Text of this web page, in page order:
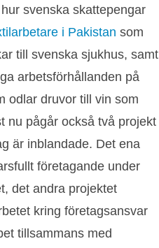
svenska skattepengar
i Pakistan som
till svenska sjukhus, samt
arbetsförhållanden på
odlar druvor till vin som
nu pågår också två projekt
är inblandade. Det ena
företagande under
det andra projektet
kring företagsansvar
tillsammans med